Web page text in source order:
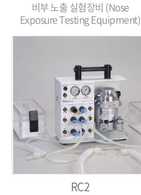
비부 노출 실험장비 (Nose
Exposure Testing Equipment)
RC2